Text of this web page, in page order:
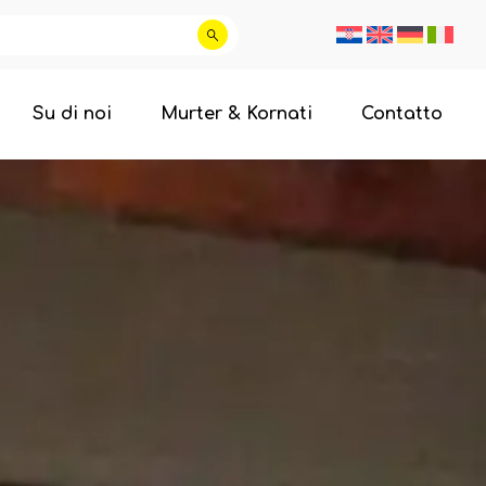
Su di noi Murter & Kornati Contatto